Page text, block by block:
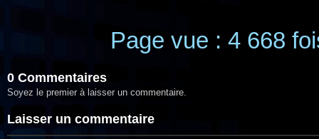
Page vue : 4 668
0 Commentaires
Soyez le premier à laisser un commentaire.
Laisser un commentaire